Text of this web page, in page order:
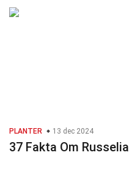
PLANTER 13 dec 2024
37 Fakta Om Russelia